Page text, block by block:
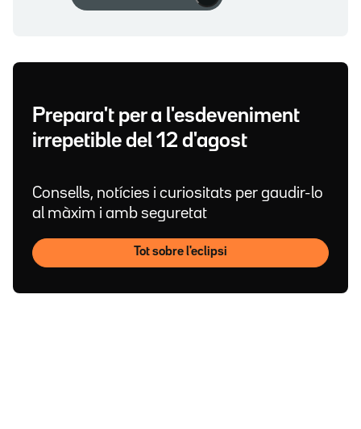
Prepara't per a l'esdeveniment
irrepetible del 12 d'agost
Consells, notícies i curiositats per gaudir-lo
al màxim i amb seguretat
Tot sobre l'eclipsi